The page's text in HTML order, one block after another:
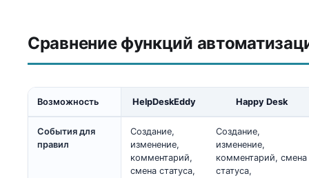
Сравнение функций
Возможность HelpDeskEddy Happy Desk
События для
правил
Создание,
изменение,
комментарий,
смена статуса,
Создание,
изменение,
комментарий, смена
статуса,